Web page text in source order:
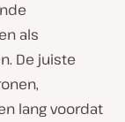
als
De juiste
lang voordat